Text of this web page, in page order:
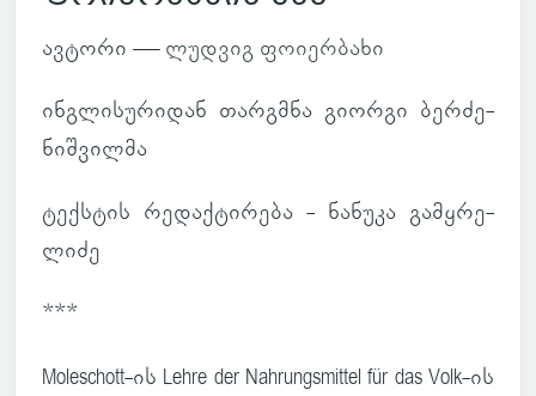
ავ­ტორი — ლუდ­ვიგ ფო­ი­ერ­ბახი
ინ­გლი­სუ­რი­დან თარ­გმნა გი­ორგი ბერ­ძე­
ნიშ­ვილმა
ტექ­სტის რე­დაქ­ტი­რება - ნა­ნუკა გამ­ყრე­
ლიძე
***
Moleschott-ის Lehre der Nahrungsmittel für das Volk-ის